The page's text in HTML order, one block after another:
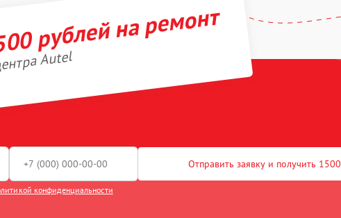
рублей на ремонт
Autel
Отправить заявку и получить
конфиденциальности